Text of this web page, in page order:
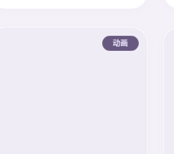
动画